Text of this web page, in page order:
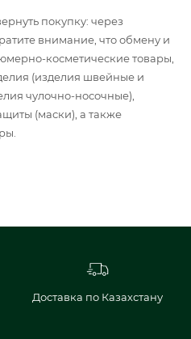
покупку: через
внимание, что обмену и
косметические товары,
(изделия швейные и
чулочно-носочные),
(маски), а также
Доставка по Казахстану